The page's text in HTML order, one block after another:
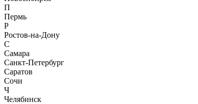
П
Пермь
Р
Ростов-на-Дону
С
Самара
Санкт-Петербург
Саратов
Сочи
Ч
Челябинск